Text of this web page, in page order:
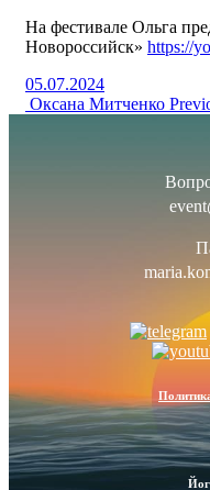
На фестивале Ольга
Новороссийск» https://
05.07.2024
Оксана Митченко